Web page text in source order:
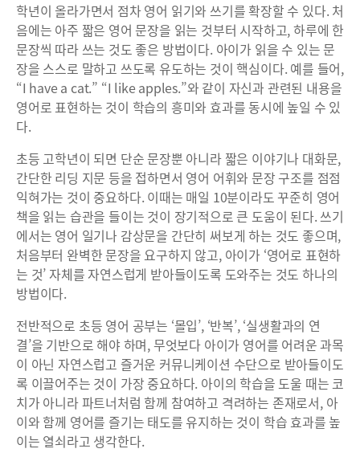
학년이 올라가면서 점차 영어 읽기와 쓰기를 확장할 수 있다. 처
음에는 아주 짧은 영어 문장을 읽는 것부터 시작하고, 하루에 한
문장씩 따라 쓰는 것도 좋은 방법이다. 아이가 읽을 수 있는 문
장을 스스로 말하고 쓰도록 유도하는 것이 핵심이다. 예를 들어,
“I have a cat.” “I like apples.”와 같이 자신과 관련된 내용을
영어로 표현하는 것이 학습의 흥미와 효과를 동시에 높일 수 있
다.
초등 고학년이 되면 단순 문장뿐 아니라 짧은 이야기나 대화문,
간단한 리딩 지문 등을 접하면서 영어 어휘와 문장 구조를 점점
익혀가는 것이 중요하다. 이때는 매일 10분이라도 꾸준히 영어
책을 읽는 습관을 들이는 것이 장기적으로 큰 도움이 된다. 쓰기
에서는 영어 일기나 감상문을 간단히 써보게 하는 것도 좋으며,
처음부터 완벽한 문장을 요구하지 않고, 아이가 ‘영어로 표현하
는 것’ 자체를 자연스럽게 받아들이도록 도와주는 것도 하나의
방법이다.
전반적으로 초등 영어 공부는 ‘몰입’, ‘반복’, ‘실생활과의 연
결’을 기반으로 해야 하며, 무엇보다 아이가 영어를 어려운 과목
이 아닌 자연스럽고 즐거운 커뮤니케이션 수단으로 받아들이도
록 이끌어주는 것이 가장 중요하다. 아이의 학습을 도울 때는 코
치가 아니라 파트너처럼 함께 참여하고 격려하는 존재로서, 아
이와 함께 영어를 즐기는 태도를 유지하는 것이 학습 효과를 높
이는 열쇠라고 생각한다.